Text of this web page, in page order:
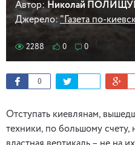
Автор: Николай
Джерело: "Газета по-
2288 0 0
0
Отступать киевлянам,
техники, по большому счету,